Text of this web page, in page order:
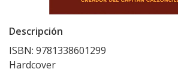
Descripción
ISBN: 9781338601299
Hardcover